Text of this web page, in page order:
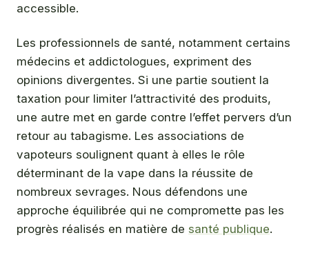
accessible.
Les professionnels de santé, notamment certains
médecins et addictologues, expriment des
opinions divergentes. Si une partie soutient la
taxation pour limiter l’attractivité des produits,
une autre met en garde contre l’effet pervers d’un
retour au tabagisme. Les associations de
vapoteurs soulignent quant à elles le rôle
déterminant de la vape dans la réussite de
nombreux sevrages. Nous défendons une
approche équilibrée qui ne compromette pas les
progrès réalisés en matière de santé publique.